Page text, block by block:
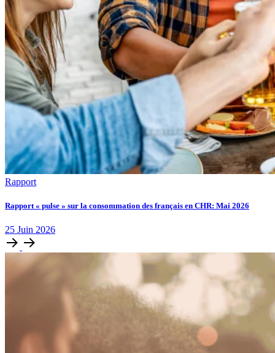
Rapport
Rapport « pulse » sur la consommation des français en CHR: Mai 2026
25 Juin 2026